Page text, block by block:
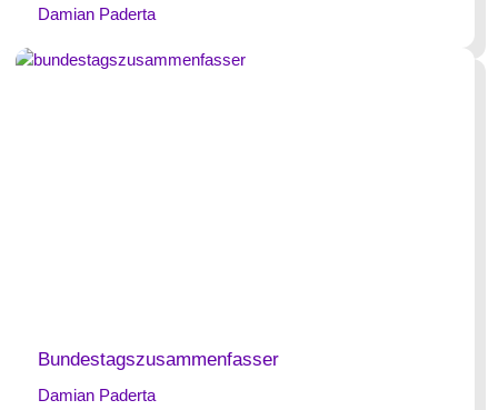
Damian Paderta
Bundestagszusammenfasser
Damian Paderta